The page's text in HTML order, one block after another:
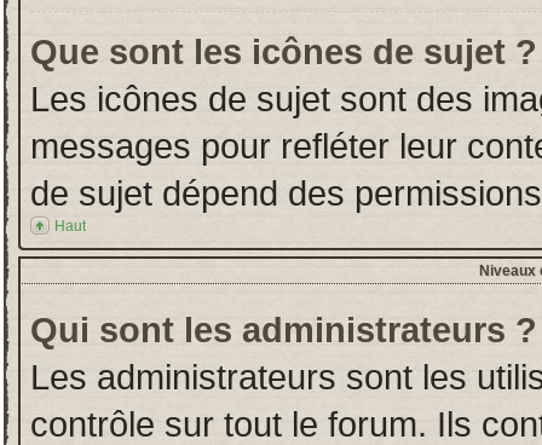
Que sont les icônes de sujet ?
Les icônes de sujet sont des
messages pour refléter leur
de sujet dépend des
Haut
Niveaux
Qui sont les administrateurs ?
Les administrateurs sont les
contrôle sur tout le forum. Ils